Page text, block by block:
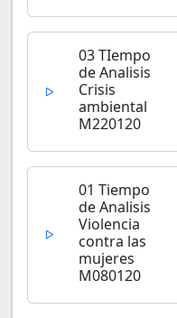
03 TIempo
de Analisis
Crisis
ambiental
M220120
01 Tiempo
de Analisis
Violencia
contra las
mujeres
M080120